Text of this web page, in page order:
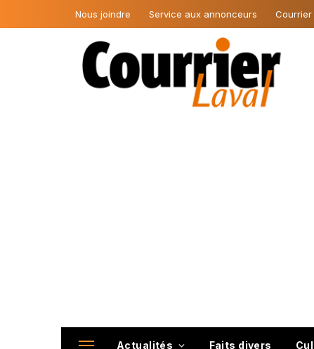
Nous joindre Service aux annonceurs Courrier
Actualités Faits divers